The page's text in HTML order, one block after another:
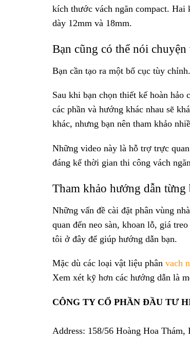
kích thước vách ngăn compact.
dày 12mm và 18mm.
Bạn cũng có thể nói
Bạn cần tạo ra một bố cục tùy
Sau khi bạn chọn thiết kế hoàn hảo
các phần và hướng khác nhau sẽ
khác, nhưng bạn nên tham khảo
Những video này là hỗ trợ trực
đáng kể thời gian thi công vách
Tham khảo hướng dẫn từng
Những vấn đề cài đặt phân vùng
quan đến neo sàn, khoan lỗ, giá
tôi ở đây để giúp hướng dẫn bạn.
Mặc dù các loại vật liệu phân vach
Xem xét kỹ hơn các hướng dẫn là
CÔNG TY CỔ PHẦN ĐẦU TƯ
Address: 158/56 Hoàng Hoa